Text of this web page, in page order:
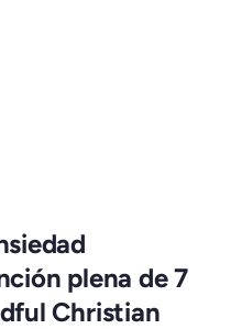
plena de 7
Christian